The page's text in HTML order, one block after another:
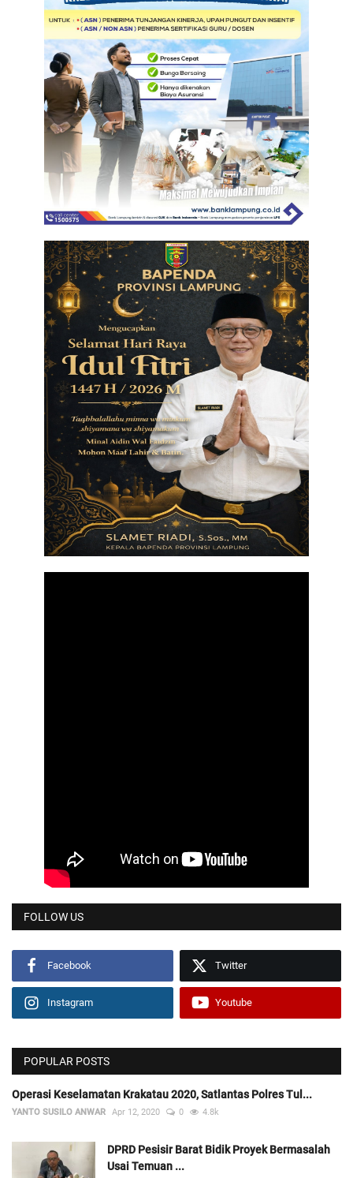
FOLLOW US
Facebook Twitter
Instagram Youtube
POPULAR POSTS
Operasi Keselamatan Krakatau 2020, Satlantas Polres Tul...
YANTO SUSILO ANWAR Apr 12, 2020 0 4.8k
DPRD Pesisir Barat Bidik Proyek Bermasalah
Usai Temuan ...